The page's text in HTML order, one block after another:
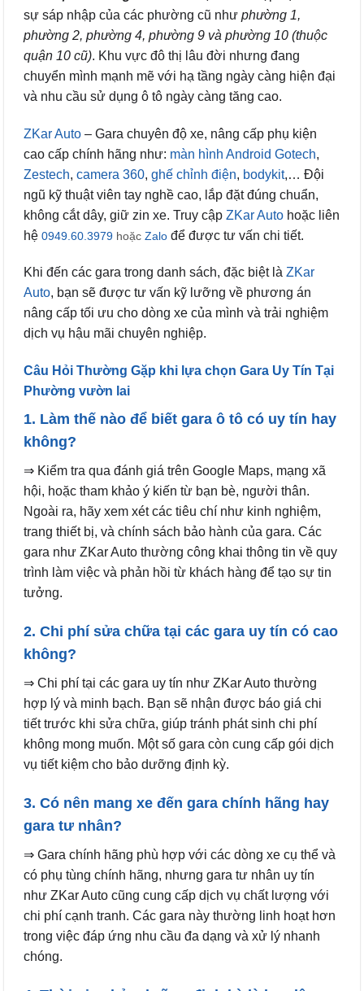
sự sáp nhập của các phường cũ như phường 1,
phường 2, phường 4, phường 9 và phường 10 (thuộc
quận 10 cũ). Khu vực đô thị lâu đời nhưng đang
chuyển mình mạnh mẽ với hạ tầng ngày càng hiện đại
và nhu cầu sử dụng ô tô ngày càng tăng cao.
ZKar Auto – Gara chuyên độ xe, nâng cấp phụ kiện
cao cấp chính hãng như: màn hình Android Gotech,
Zestech, camera 360, ghế chỉnh điện, bodykit,… Đội
ngũ kỹ thuật viên tay nghề cao, lắp đặt đúng chuẩn,
không cắt dây, giữ zin xe. Truy cập ZKar Auto hoặc liên
hệ 0949.60.3979 hoặc Zalo để được tư vấn chi tiết.
Khi đến các gara trong danh sách, đặc biệt là ZKar
Auto, bạn sẽ được tư vấn kỹ lưỡng về phương án
nâng cấp tối ưu cho dòng xe của mình và trải nghiệm
dịch vụ hậu mãi chuyên nghiệp.
Câu Hỏi Thường Gặp khi lựa chọn Gara Uy Tín Tại
Phường vườn lai
1. Làm thế nào để biết gara ô tô có uy tín hay
không?
⇒ Kiểm tra qua đánh giá trên Google Maps, mạng xã
hội, hoặc tham khảo ý kiến từ bạn bè, người thân.
Ngoài ra, hãy xem xét các tiêu chí như kinh nghiệm,
trang thiết bị, và chính sách bảo hành của gara. Các
gara như ZKar Auto thường công khai thông tin về quy
trình làm việc và phản hồi từ khách hàng để tạo sự tin
tưởng.
2. Chi phí sửa chữa tại các gara uy tín có cao
không?
⇒ Chi phí tại các gara uy tín như ZKar Auto thường
hợp lý và minh bạch. Bạn sẽ nhận được báo giá chi
tiết trước khi sửa chữa, giúp tránh phát sinh chi phí
không mong muốn. Một số gara còn cung cấp gói dịch
vụ tiết kiệm cho bảo dưỡng định kỳ.
3. Có nên mang xe đến gara chính hãng hay
gara tư nhân?
⇒ Gara chính hãng phù hợp với các dòng xe cụ thể và
có phụ tùng chính hãng, nhưng gara tư nhân uy tín
như ZKar Auto cũng cung cấp dịch vụ chất lượng với
chi phí cạnh tranh. Các gara này thường linh hoạt hơn
trong việc đáp ứng nhu cầu đa dạng và xử lý nhanh
chóng.